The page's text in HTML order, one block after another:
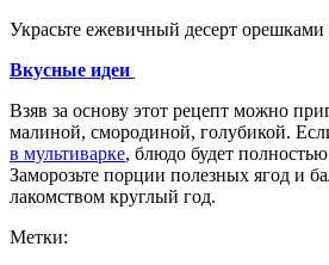
Украсьте ежевичный десерт
Вкусные идеи
Взяв за основу этот рецепт можно
малиной, смородиной, голубикой.
в мультиварке, блюдо будет
Заморозьте порции полезных ягод и
лакомством круглый год.
Метки: